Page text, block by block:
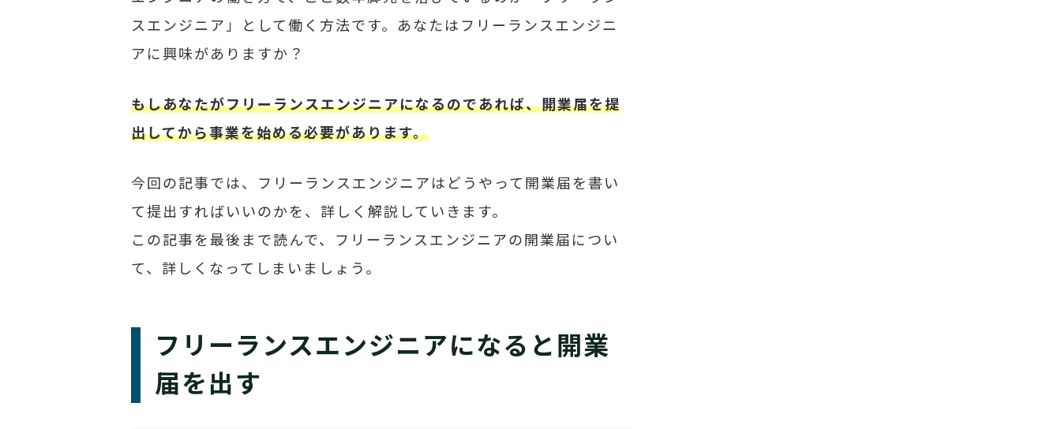
スエンジニア」として働く方法です。あなたはフリーランスエンジニ
アに興味がありますか？
もしあなたがフリーランスエンジニアになるのであれば、開業届を提
出してから事業を始める必要があります。
今回の記事では、フリーランスエンジニアはどうやって開業届を書い
て提出すればいいのかを、詳しく解説していきます。
この記事を最後まで読んで、フリーランスエンジニアの開業届につい
て、詳しくなってしまいましょう。
フリーランスエンジニアになると開業
届を出す